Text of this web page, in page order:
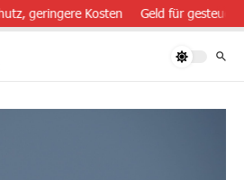
geringere Kosten Geld für